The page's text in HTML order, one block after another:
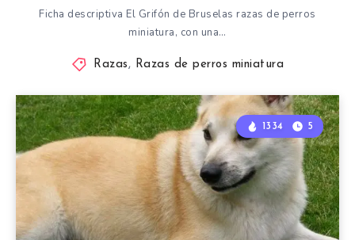
Ficha descriptiva El Grifón de Bruselas razas de perros
miniatura, con una…
Razas, Razas de perros miniatura
1334 5